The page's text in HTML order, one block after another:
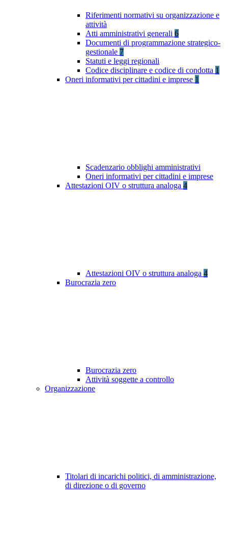
Riferimenti normativi su organizzazione e
attività
Atti amministrativi generali 6
Documenti di programmazione strategico-
gestionale 7
Statuti e leggi regionali
Codice disciplinare e codice di condotta 1
Oneri informativi per cittadini e imprese 1
Scadenzario obblighi amministrativi
Oneri informativi per cittadini e imprese
Attestazioni OIV o struttura analoga 4
Attestazioni OIV o struttura analoga 4
Burocrazia zero
Burocrazia zero
Attività soggette a controllo
Organizzazione
Titolari di incarichi politici, di amministrazione,
di direzione o di governo